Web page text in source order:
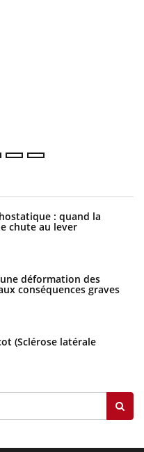
: quand la
chute au lever
déformation des
conséquences graves
(Sclérose latérale